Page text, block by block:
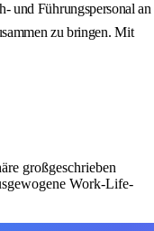
und Führungspersonal an
zu bringen. Mit
großgeschrieben
Work-Life-